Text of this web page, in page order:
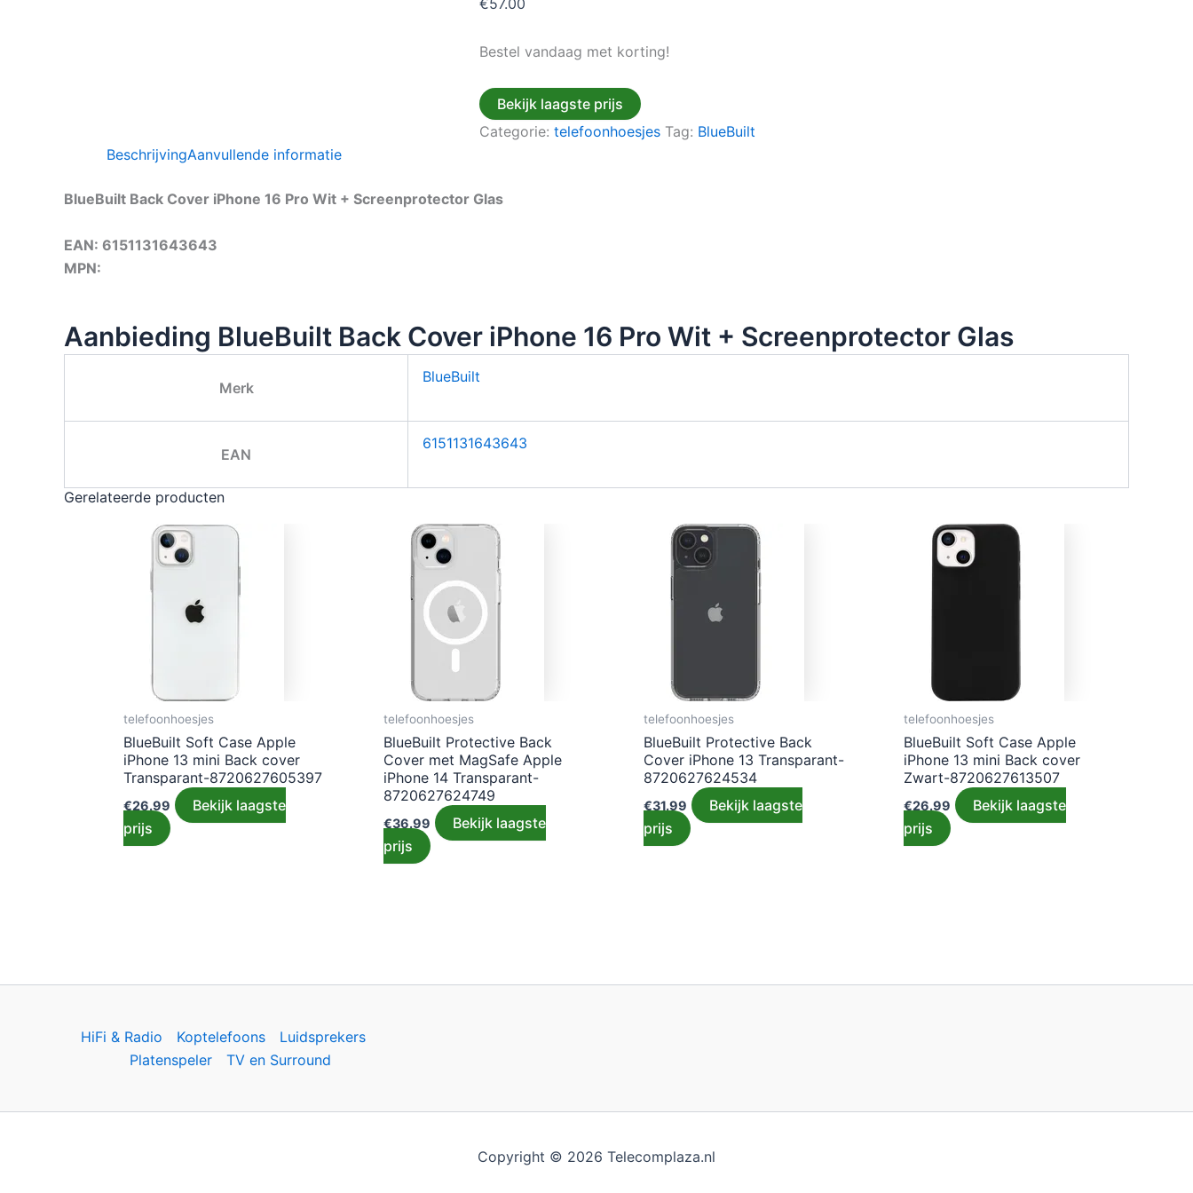
€57.00
Bestel vandaag met korting!
Bekijk laagste prijs
Categorie: telefoonhoesjes Tag: BlueBuilt
BeschrijvingAanvullende informatie
BlueBuilt Back Cover iPhone 16 Pro Wit + Screenprotector Glas
EAN: 6151131643643
MPN:
Aanbieding BlueBuilt Back Cover iPhone 16 Pro Wit + Screenprotector Glas
Merk
BlueBuilt
EAN
6151131643643
Gerelateerde producten
telefoonhoesjes
BlueBuilt Soft Case Apple
iPhone 13 mini Back cover
Transparant-8720627605397
€26.99
Bekijk laagste
prijs
telefoonhoesjes
BlueBuilt Protective Back
Cover met MagSafe Apple
iPhone 14 Transparant-
8720627624749
€36.99
Bekijk laagste
prijs
telefoonhoesjes
BlueBuilt Protective Back
Cover iPhone 13 Transparant-
8720627624534
€31.99
Bekijk laagste
prijs
telefoonhoesjes
BlueBuilt Soft Case Apple
iPhone 13 mini Back cover
Zwart-8720627613507
€26.99
Bekijk laagste
prijs
HiFi & Radio Koptelefoons
Luidsprekers
Platenspeler
TV en Surround
Copyright © 2026 Telecomplaza.nl